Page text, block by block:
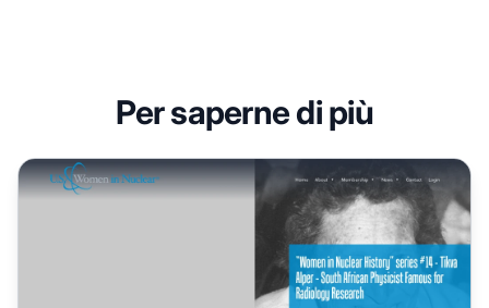
Per saperne di più
Programma di Affiliazione USWIN